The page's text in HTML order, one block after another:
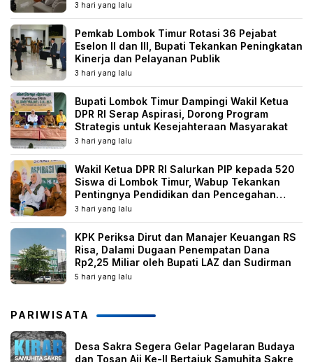
3 hari yang lalu
Pemkab Lombok Timur Rotasi 36 Pejabat
Eselon II dan III, Bupati Tekankan Peningkatan
Kinerja dan Pelayanan Publik
3 hari yang lalu
Bupati Lombok Timur Dampingi Wakil Ketua
DPR RI Serap Aspirasi, Dorong Program
Strategis untuk Kesejahteraan Masyarakat
3 hari yang lalu
Wakil Ketua DPR RI Salurkan PIP kepada 520
Siswa di Lombok Timur, Wabup Tekankan
Pentingnya Pendidikan dan Pencegahan
Perkawinan Anak
3 hari yang lalu
KPK Periksa Dirut dan Manajer Keuangan RS
Risa, Dalami Dugaan Penempatan Dana
Rp2,25 Miliar oleh Bupati LAZ dan Sudirman
5 hari yang lalu
PARIWISATA
Desa Sakra Segera Gelar Pagelaran Budaya
dan Tosan Aji Ke-II Bertajuk Samuhita Sakre